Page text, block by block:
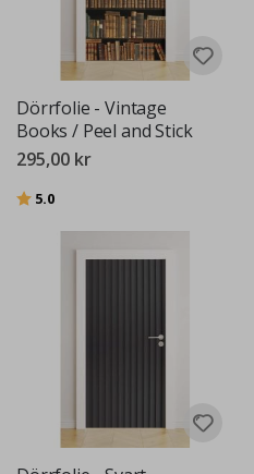
Dörrfolie - Vintage
Books / Peel and Stick
295,00 kr
Betyg:
5.0